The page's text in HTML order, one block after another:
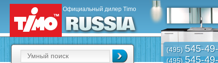
Официальный дилер Timo
(495) 545-
(495)545-